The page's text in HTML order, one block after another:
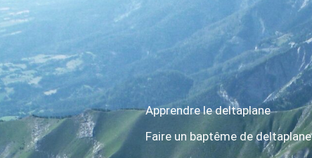
Apprendre le deltaplane
Faire un baptême de deltaplane